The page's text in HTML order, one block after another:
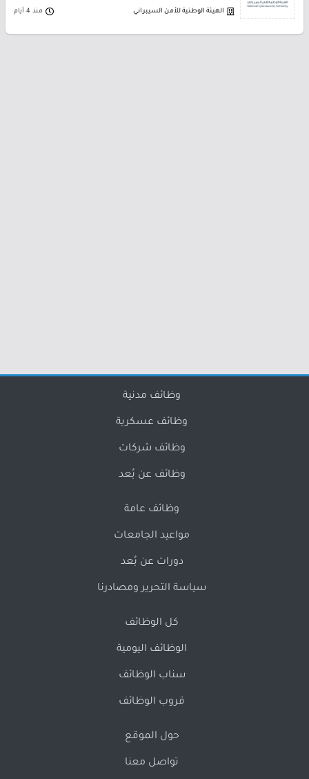
الهيئة الوطنية للأمن السيبراني منذ 4 أيام
وظائف مدنية
وظائف عسكرية
وظائف شركات
وظائف عن بُعد
وظائف عامة
مواعيد الجامعات
دورات عن بُعد
سياسة التحرير ومصادرنا
كل الوظائف
الوظائف اليومية
سناب الوظائف
قروب الوظائف
حول الموقع
تواصل معنا